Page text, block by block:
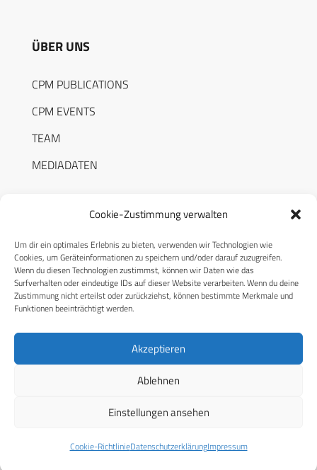
Cookie-Zustimmung verwalten
Um dir ein optimales Erlebnis zu bieten, verwenden wir Technologien wie
Cookies, um Geräteinformationen zu speichern und/oder darauf zuzugreifen.
Wenn du diesen Technologien zustimmst, können wir Daten wie das
Surfverhalten oder eindeutige IDs auf dieser Website verarbeiten. Wenn du deine
Zustimmung nicht erteilst oder zurückziehst, können bestimmte Merkmale und
Funktionen beeinträchtigt werden.
Akzeptieren
Ablehnen
Einstellungen ansehen
Cookie-RichtlinieDatenschutzerklärungImpressum
ÜBER UNS
CPM PUBLICATIONS
CPM EVENTS
TEAM
MEDIADATEN
RECHTLICHES
Datenschutzerklärung
Cookie-Richtlinie (EU)
© 2026 CPM GmbH – Alle Rechte vorbehalten